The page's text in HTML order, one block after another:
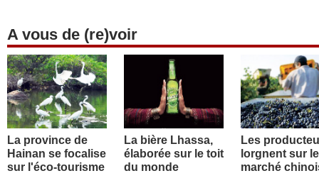
A vous de (re)voir
La province de
Hainan se focalise
sur l'éco-tourisme
La bière Lhassa,
élaborée sur le toit
du monde
Les
lorgnent sur le
marché